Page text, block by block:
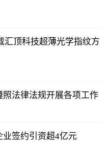
汇顶科技超薄光学指纹方
法律法规开展各项工作
签约引资超4亿元